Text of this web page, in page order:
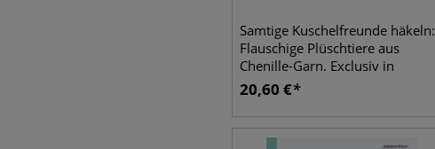
Samtige Kuschelfreunde häkeln:
Flauschige Plüschtiere aus
Chenille-Garn. Exclusiv in
Zusammenarbeit mit myboshi
20,60 €